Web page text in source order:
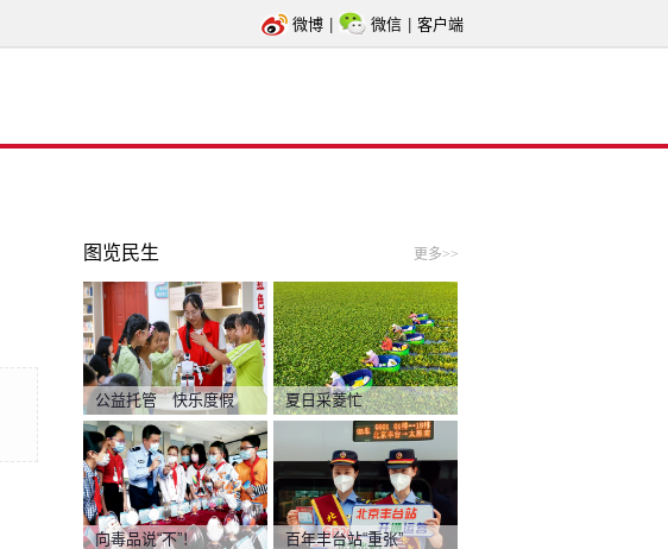
微博 微信 客户端
图览民生 更多>>
公益托管 快乐度假 夏日采菱忙
向毒品说“不”！ 百年丰台站“重张”